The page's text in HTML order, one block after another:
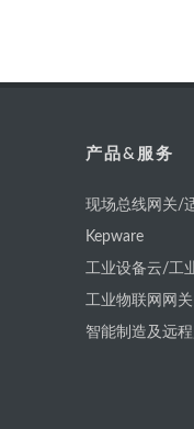
产品&服务
现场总线网关/
Kepware
工业设备云/工
工业物联网网关
智能制造及远